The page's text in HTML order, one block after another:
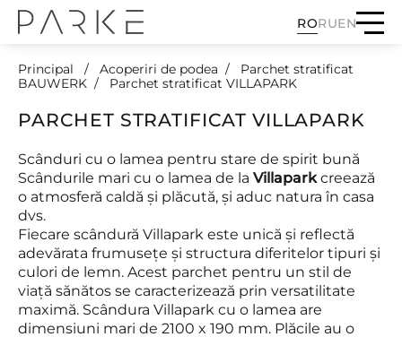
RORUEN
Principal Acoperiri de podea
Parchet stratificat
BAUWERK
Parchet stratificat VILLAPARK
PARCHET STRATIFICAT VILLAPARK
Scânduri cu o lamea pentru stare de spirit bună
Scândurile mari cu o lamea de la Villaparkcreează
o atmosferă caldă și plăcută, și aduc natura în casa
dvs.
Fiecare scândură Villapark este unică și reflectă
adevărata frumusețe și structura diferitelor tipuri și
culori de lemn. Acest parchet pentru un stil de
viață sănătos se caracterizează prin versatilitate
maximă. Scândura Villapark cu o lamea are
dimensiuni mari de 2100 x 190 mm. Plăcile au o